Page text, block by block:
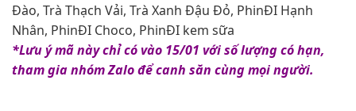
Đào, Trà Thạch Vải, Trà Xanh Đậu Đỏ, PhinĐI Hạnh
Nhân, PhinĐI Choco, PhinĐI kem sữa
*Lưu ý mã này chỉ có vào 15/01 với số lượng có hạn,
tham gia nhóm Zalo để canh săn cùng mọi người.